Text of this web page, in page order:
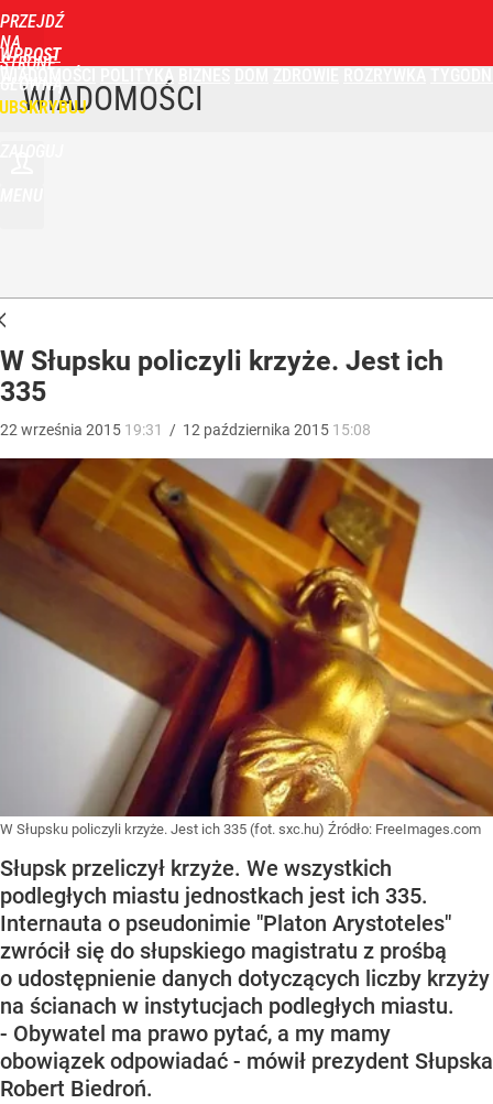
PRZEJDŹ
NA
STRONĘ
GŁÓWNĄ
WPROST
POLITYKA
WIADOMOŚCI
W Słupsku policzyli krzyże. Jest ich
335
22 września 2015 19:31 / 12 października 2015 15:08
W Słupsku policzyli krzyże. Jest ich 335 (fot. sxc.hu) Źródło: FreeImages.com
Słupsk przeliczył krzyże. We wszystkich
podległych miastu jednostkach jest ich 335.
Internauta o pseudonimie "Platon Arystoteles"
zwrócił się do słupskiego magistratu z prośbą
o udostępnienie danych dotyczących liczby krzyży
na ścianach w instytucjach podległych miastu.
- Obywatel ma prawo pytać, a my mamy
obowiązek odpowiadać - mówił prezydent Słupska
Robert Biedroń.